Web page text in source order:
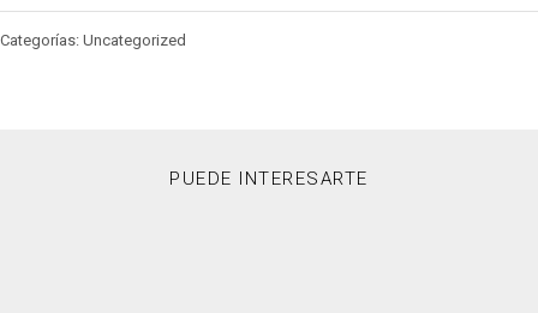
Categorías: Uncategorized
PUEDE INTERESARTE